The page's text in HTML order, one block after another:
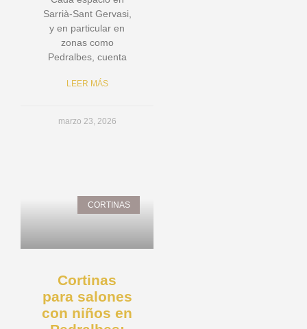
Sarrià-Sant Gervasi,
y en particular en
zonas como
Pedralbes, cuenta
LEER MÁS
marzo 23, 2026
CORTINAS
Cortinas
para salones
con niños en